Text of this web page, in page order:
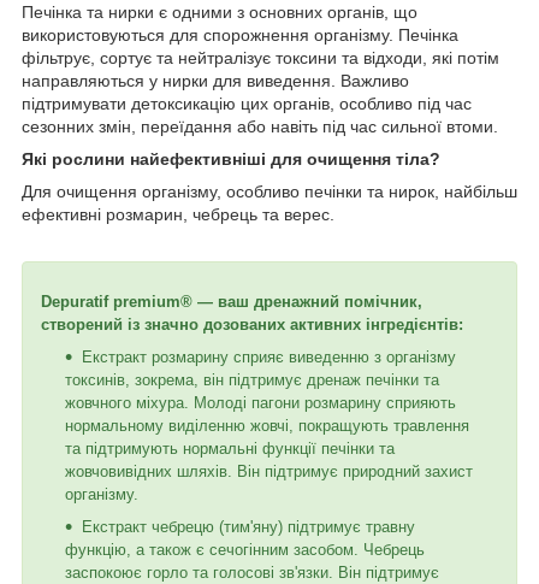
Печінка та нирки є одними з основних органів, що
використовуються для спорожнення організму. Печінка
фільтрує, сортує та нейтралізує токсини та відходи, які потім
направляються у нирки для виведення. Важливо
підтримувати детоксикацію цих органів, особливо під час
сезонних змін, переїдання або навіть під час сильної втоми.
Які рослини найефективніші для очищення тіла?
Для очищення організму, особливо печінки та нирок, найбільш
ефективні розмарин, чебрець та верес.
Dеpuratif premium® — ваш дренажний помічник,
створений із значно дозованих активних інгредієнтів:
Екстракт розмарину сприяє виведенню з організму
токсинів, зокрема, він підтримує дренаж печінки та
жовчного міхура. Молоді пагони розмарину сприяють
нормальному виділенню жовчі, покращують травлення
та підтримують нормальні функції печінки та
жовчовивідних шляхів. Він підтримує природний захист
організму.
Екстракт чебрецю (тим'яну) підтримує травну
функцію, а також є сечогінним засобом. Чебрець
заспокоює горло та голосові зв'язки. Він підтримує